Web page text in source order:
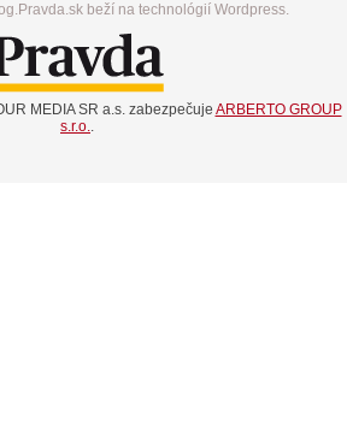
beží na technológií Wordpress.
MEDIA SR a.s. zabezpečuje ARBERTO GROUP
s.r.o..